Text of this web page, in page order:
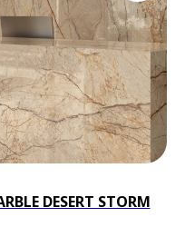
DESERT STORM